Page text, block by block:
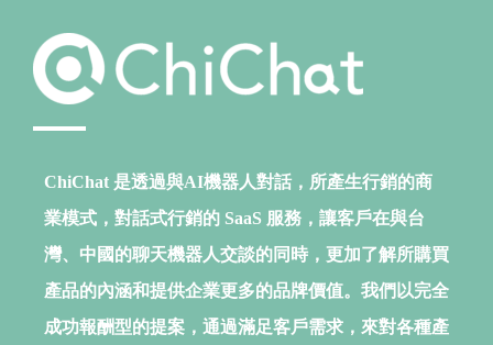
ChiChat 是透過與AI機器人對話，所產生行銷的商
業模式， 對話式行銷的 SaaS 服務， 讓客戶在與台
灣、中國的聊天機器人交談的同時， 更加了解所購買
產品的內涵和提供企業更多的品牌價值。 我們以完全
成功報酬型的提案，通過滿足客戶需求， 來對各種產